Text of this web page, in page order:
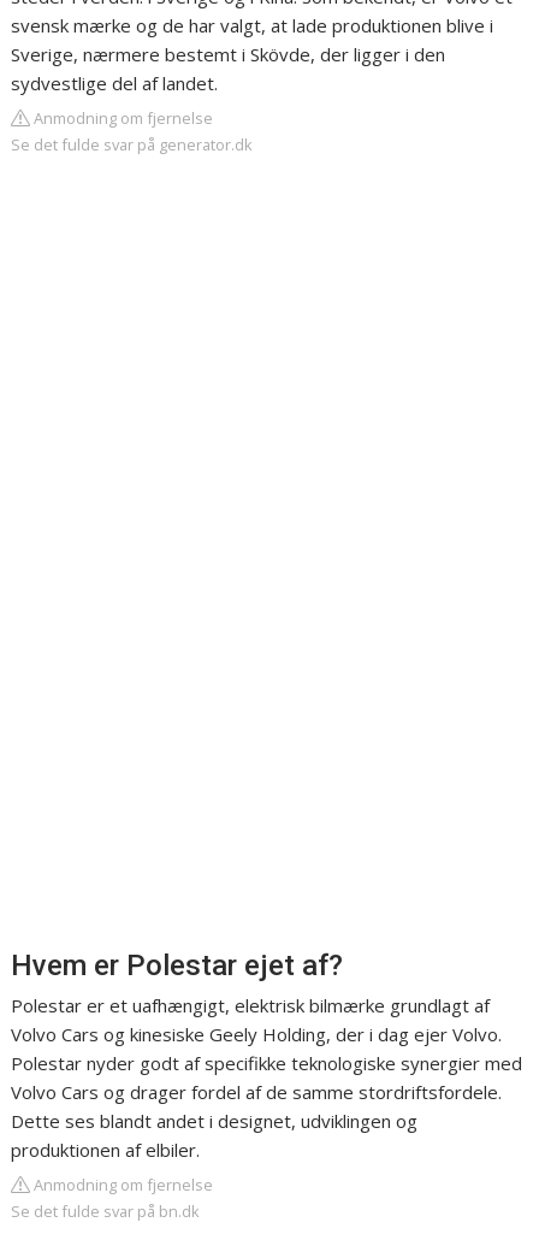
svensk mærke og de har valgt, at lade produktionen blive i
Sverige, nærmere bestemt i Skövde, der ligger i den
sydvestlige del af landet.
Anmodning om fjernelse
Se det fulde svar på generator.dk
Hvem er Polestar ejet af?
Polestar er et uafhængigt, elektrisk bilmærke grundlagt af
Volvo Cars og kinesiske Geely Holding, der i dag ejer Volvo.
Polestar nyder godt af specifikke teknologiske synergier med
Volvo Cars og drager fordel af de samme stordriftsfordele.
Dette ses blandt andet i designet, udviklingen og
produktionen af elbiler.
Anmodning om fjernelse
Se det fulde svar på bn.dk